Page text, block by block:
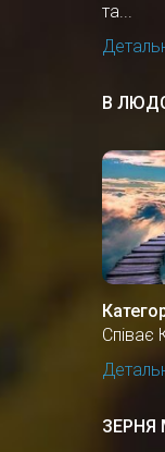
та...
В
Співає
ЗЕРНЯ